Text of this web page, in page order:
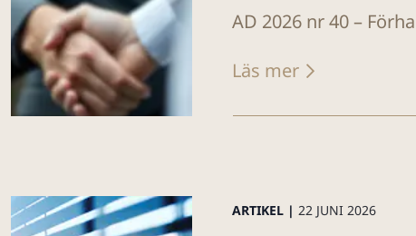
AD 2026 nr 40 –
Läs mer
ARTIKEL | 22 JUNI 2026